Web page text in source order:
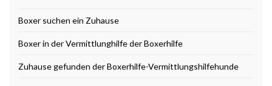
Boxer suchen ein Zuhause
Boxer in der Vermittlunghilfe der Boxerhilfe
Zuhause gefunden der Boxerhilfe-Vermittlungshilfehunde